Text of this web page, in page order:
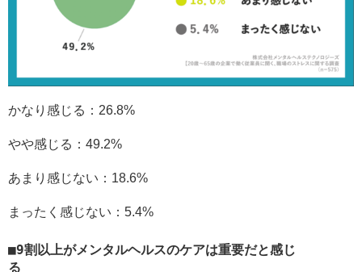
かなり感じる：26.8%
やや感じる：49.2%
あまり感じない：18.6%
まったく感じない：5.4%
9割以上がメンタルヘルスのケアは重要だと感じ
る